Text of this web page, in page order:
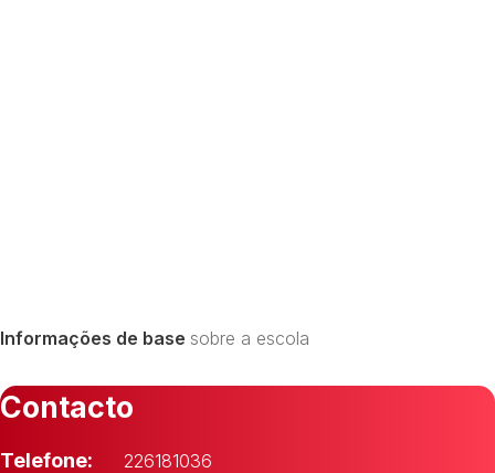
Informações de base sobre a escola
Contacto
Telefone: 226181036